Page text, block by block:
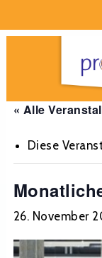
« Alle
Diese
26. November